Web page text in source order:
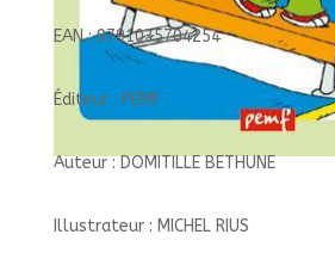
EAN : 9791035704254
Éditeur : PEMF
Auteur : DOMITILLE BETHUNE
Illustrateur : MICHEL RIUS